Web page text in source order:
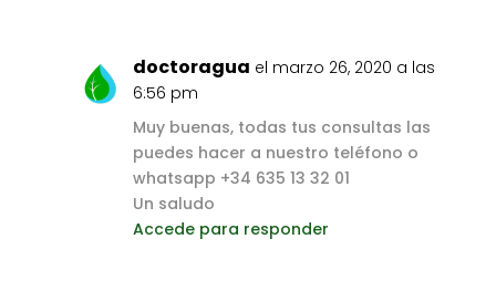
doctoragua el marzo 26, 2020 a las
6:56 pm
Muy buenas, todas tus consultas las
puedes hacer a nuestro teléfono o
whatsapp +34 635 13 32 01
Un saludo
Accede para responder